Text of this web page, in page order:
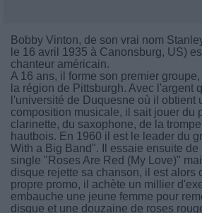
Bobby Vinton, de son vrai nom
le 16 avril 1935 à Canonsburg, US)
chanteur américain.
A 16 ans, il forme son premier
la région de Pittsburgh. Avec l'argent
l'université de Duquesne où il obtient
composition musicale, il sait jouer du
clarinette, du saxophone, de la
hautbois. En 1960 il est le leader du
With a Big Band". Il essaie ensuite de
single "Roses Are Red (My Love)"
disque rejette sa chanson, il est alors
propre promo, il achète un millier
embauche une jeune femme pour
disque et une douzaine de roses